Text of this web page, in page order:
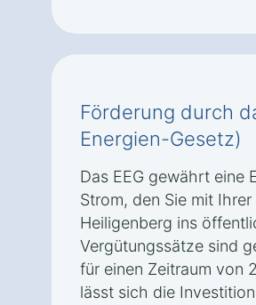
Förderung durch
Energien-Gesetz)
Das EEG gewährt eine
Strom, den Sie mit
Heiligenberg ins
Vergütungssätze sind
für einen Zeitraum von
lässt sich die